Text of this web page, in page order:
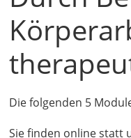
Die folgenden 5
Sie finden online statt